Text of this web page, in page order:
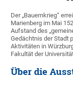
Der „Bauernkrieg“
Marienberg im Mai
Aufstand des
Gedächtnis der Stadt
Aktivitäten in
Fakultät der
Über die